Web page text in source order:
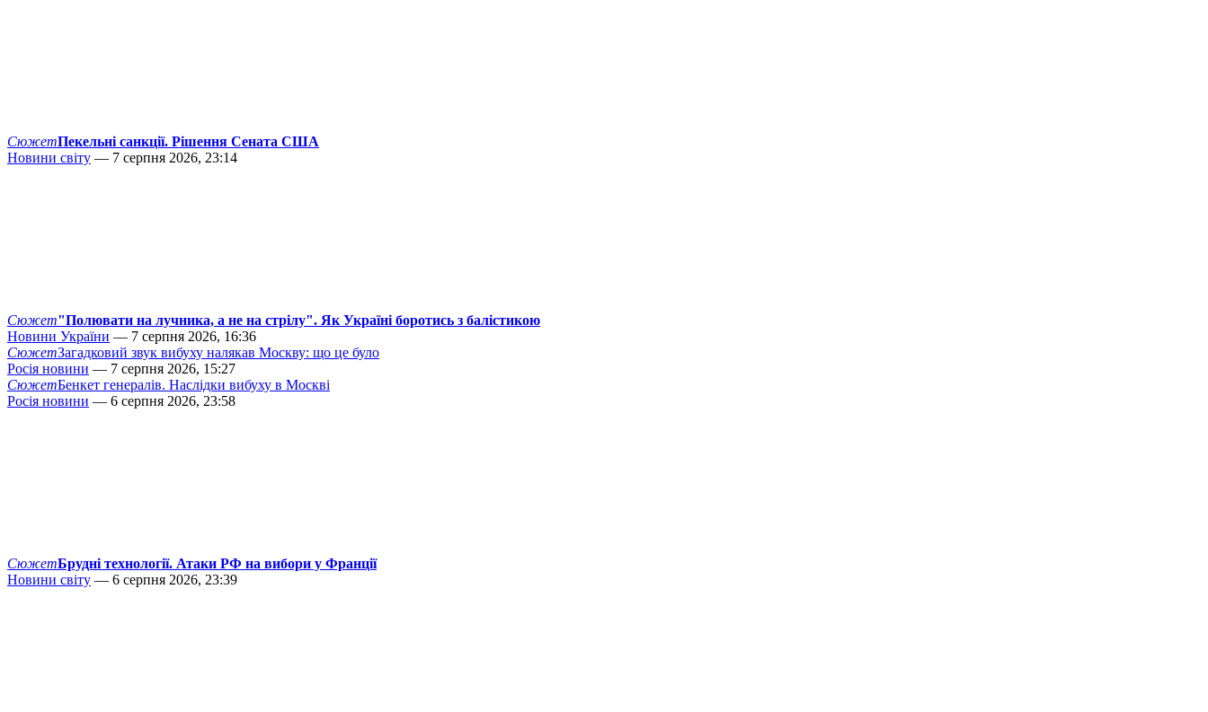
СюжетПекельні санкції. Рішення Сената США
Новини світу — 7 серпня 2026, 23:14
Сюжет"Полювати на лучника, а не на стрілу". Як Україні боротись з балістикою
Новини України — 7 серпня 2026, 16:36
СюжетЗагадковий звук вибуху налякав Москву: що це було
Росія новини — 7 серпня 2026, 15:27
СюжетБенкет генералів. Наслідки вибуху в Москві
Росія новини — 6 серпня 2026, 23:58
СюжетБрудні технології. Атаки РФ на вибори у Франції
Новини світу — 6 серпня 2026, 23:39